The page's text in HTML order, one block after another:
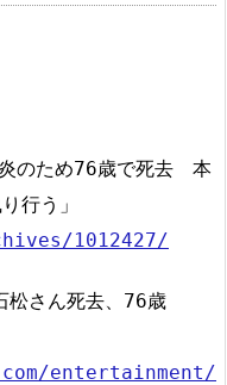
炎のため76歳で死去 本
行う」
1012427/
松さん死去、76歳
entertainment/